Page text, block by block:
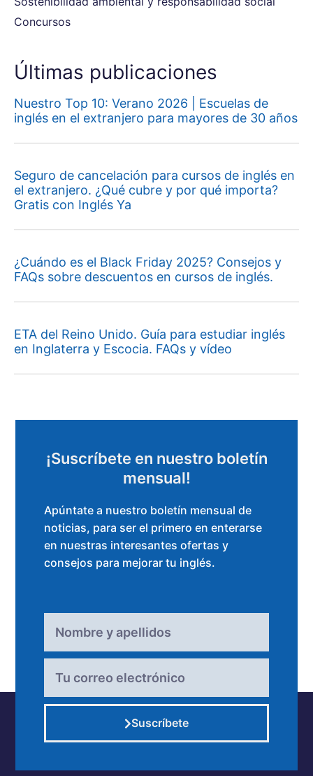
Concursos
Últimas publicaciones
Nuestro Top 10: Verano 2026 | Escuelas de
inglés en el extranjero para mayores de 30 años
Seguro de cancelación para cursos de inglés en
el extranjero. ¿Qué cubre y por qué importa?
Gratis con Inglés Ya
¿Cuándo es el Black Friday 2025? Consejos y
FAQs sobre descuentos en cursos de inglés.
ETA del Reino Unido. Guía para estudiar inglés
en Inglaterra y Escocia. FAQs y vídeo
¡Suscríbete en nuestro boletín
mensual!
Apúntate a nuestro boletín mensual de
noticias, para ser el primero en enterarse
en nuestras interesantes ofertas y
consejos para mejorar tu inglés.
Suscríbete